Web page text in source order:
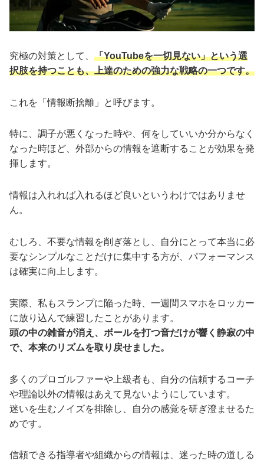
究極の対策として、 「YouTubeを一切見ない」という選
択肢を持つことも、上達のための強力な戦略の一つです。
これを「情報断捨離」と呼びます。
特に、調子が悪くなった時や、何をしていいか分からなく
なった時ほど、外部からの情報を遮断することが効果を発
揮します。
情報は入れれば入れるほど良いというわけではありませ
ん。
むしろ、不要な情報を削ぎ落とし、自分にとって本当に必
要なシンプルなことだけに集中する方が、パフォーマンス
は確実に向上します。
実際、私もスランプに陥った時、一週間スマホをロッカー
に放り込んで練習したことがあります。
頭の中の雑音が消え、ボールを打つ音だけが響く静寂の中
で、本来のリズムを取り戻せました。
多くのプロゴルファーや上級者も、自分の信頼するコーチ
や理論以外の情報はあえて見ないようにしています。
迷いを生むノイズを排除し、自分の感覚を研ぎ澄ませるた
めです。
信頼できる指導者や組織からの情報は、迷った時の道しる